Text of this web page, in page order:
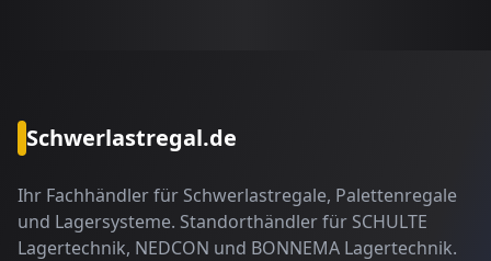
Schwerlastregal.de
Ihr Fachhändler für Schwerlastregale, Palettenregale
und Lagersysteme. Standorthändler für SCHULTE
Lagertechnik, NEDCON und BONNEMA Lagertechnik.